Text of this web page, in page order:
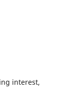
interest,